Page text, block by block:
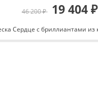
46 200 ₽ 19 404 ₽